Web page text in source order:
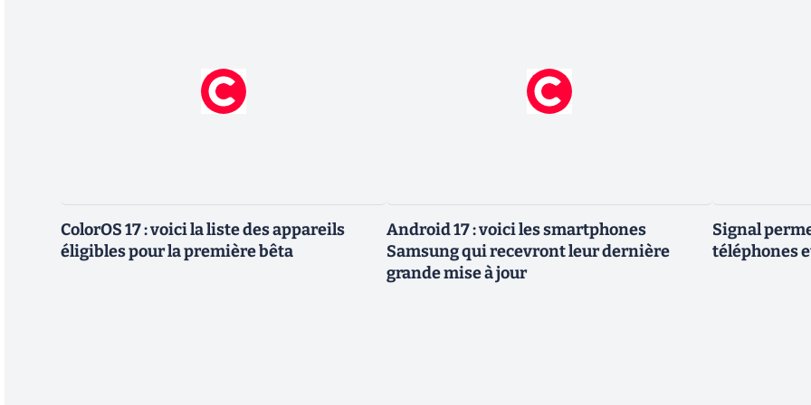
ColorOS 17 : voici la liste des appareils
éligibles pour la première bêta
Android 17 : voici les smartphones
Samsung qui recevront leur dernière
grande mise à jour
Signal
téléphones